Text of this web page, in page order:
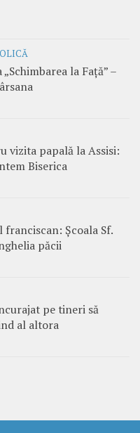
la Față” –
vizita papală la Assisi:
Biserica
Școala Sf.
păcii
pe tineri să
al altora